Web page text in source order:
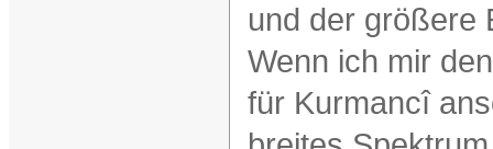
und der größere
Wenn ich mir
für Kurmancî